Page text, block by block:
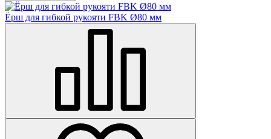
Ёрш для гибкой рукояти FBK Ø80 мм